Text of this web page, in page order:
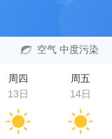
空气 中度污染
周四
13日
周五
14日